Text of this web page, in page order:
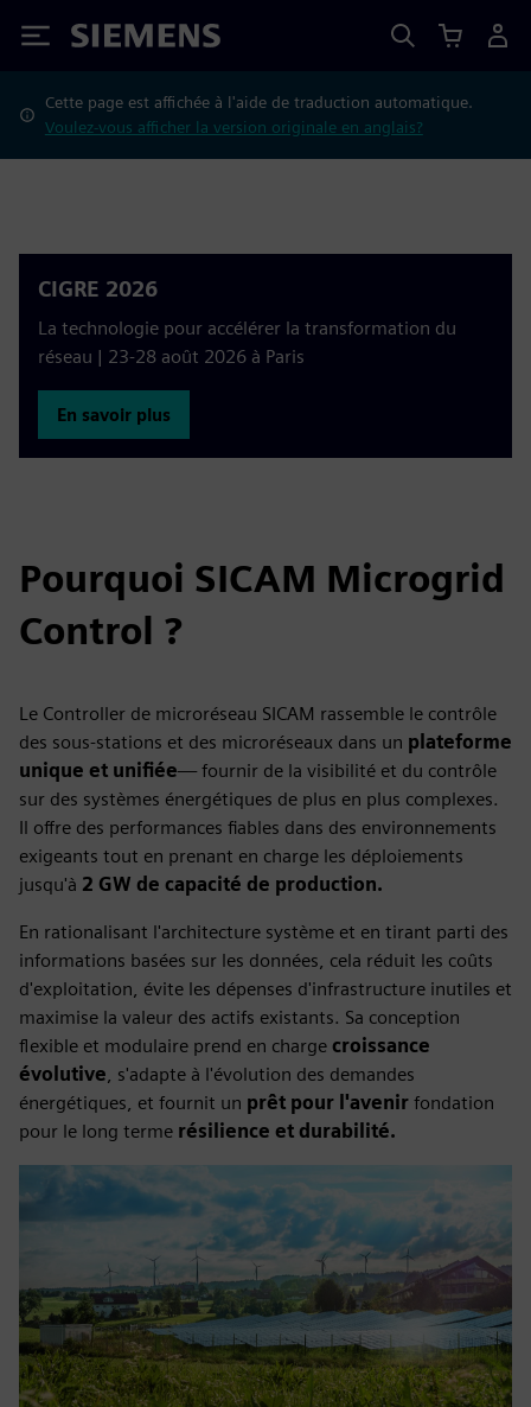
Siemens
Cette page est affichée à l'aide de traduction automatique.
Voulez-vous afficher la version originale en anglais?
CIGRE 2026
La technologie pour accélérer la transformation du
réseau | 23-28 août 2026 à Paris
En savoir plus
Pourquoi SICAM Microgrid
Control ?
Le Controller de microréseau SICAM rassemble le contrôle
des sous-stations et des microréseaux dans un plateforme
unique et unifiée— fournir de la visibilité et du contrôle
sur des systèmes énergétiques de plus en plus complexes.
Il offre des performances fiables dans des environnements
exigeants tout en prenant en charge les déploiements
jusqu'à 2 GW de capacité de production.
En rationalisant l'architecture système et en tirant parti des
informations basées sur les données, cela réduit les coûts
d'exploitation, évite les dépenses d'infrastructure inutiles et
maximise la valeur des actifs existants. Sa conception
flexible et modulaire prend en charge croissance
évolutive, s'adapte à l'évolution des demandes
énergétiques, et fournit un prêt pour l'avenir fondation
pour le long terme résilience et durabilité.